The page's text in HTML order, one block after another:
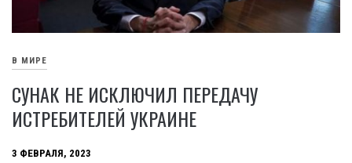
В МИРЕ
СУНАК НЕ ИСКЛЮЧИЛ ПЕРЕДАЧУ
ИСТРЕБИТЕЛЕЙ УКРАИНЕ
3 ФЕВРАЛЯ, 2023